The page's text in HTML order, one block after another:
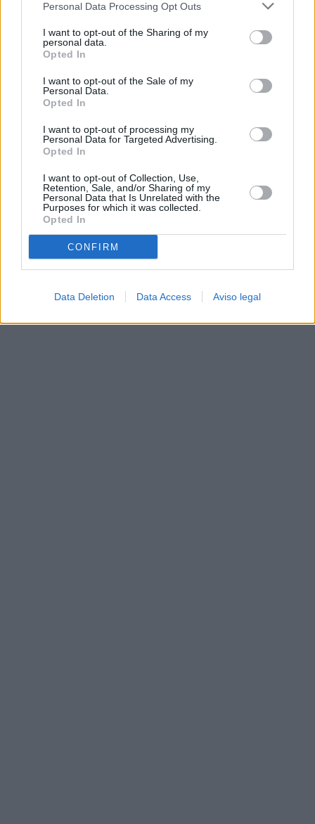
negar su consentimiento. Tenga en cuenta que algún
de su consentimiento, pero usted tiene el derecho de
rechazar tal procesamiento. Sus preferencias se aplicarán
cualquier momento entrando de nuevo en este sitio web o
visitando nuestra política de privacidad.
Personal Data Processing Opt Outs
I want to opt-out of the Sharing of my
personal data.
Opted In
I want to opt-out of the Sale of my
Personal Data.
Opted In
I want to opt-out of processing my
Personal Data for Targeted Advertising.
Opted In
I want to opt-out of Collection, Use,
Retention, Sale, and/or Sharing of my
Personal Data that Is Unrelated with the
Purposes for which it was collected.
Opted In
CONFIRM
Data Deletion Data Access Aviso legal